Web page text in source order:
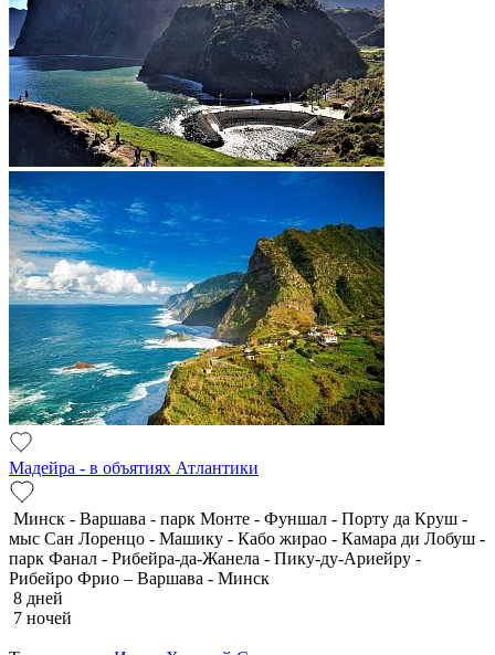
Мадейра - в объятиях Атлантики
Минск - Варшава - парк Монте - Фуншал - Порту да Круш -
мыс Сан Лоренцо - Машику - Кабо жирао - Камара ди Лобуш -
парк Фанал - Рибейра-да-Жанела - Пику-ду-Ариейру -
Рибейро Фрио – Варшава - Минск
8 дней
7 ночей